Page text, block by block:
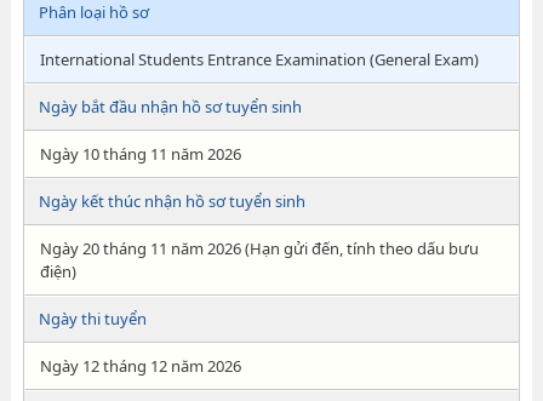
Phân loại hồ sơ
International Students Entrance Examination (General Exam)
Ngày bắt đầu nhận hồ sơ tuyển sinh
Ngày 10 tháng 11 năm 2026
Ngày kết thúc nhận hồ sơ tuyển sinh
Ngày 20 tháng 11 năm 2026 (Hạn gửi đến, tính theo dấu bưu
điện)
Ngày thi tuyển
Ngày 12 tháng 12 năm 2026